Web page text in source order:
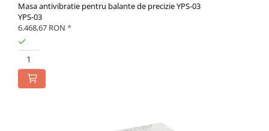
Masa antivibratie pentru balante de precizie YPS-03
YPS-03
6.468,67 RON *